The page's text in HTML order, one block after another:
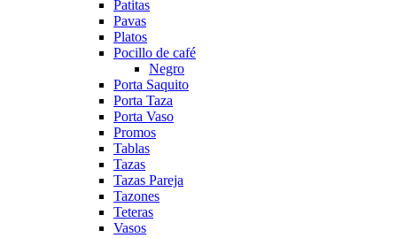
Patitas
Pavas
Platos
Pocillo de café
Negro
Porta Saquito
Porta Taza
Porta Vaso
Promos
Tablas
Tazas
Tazas Pareja
Tazones
Teteras
Vasos